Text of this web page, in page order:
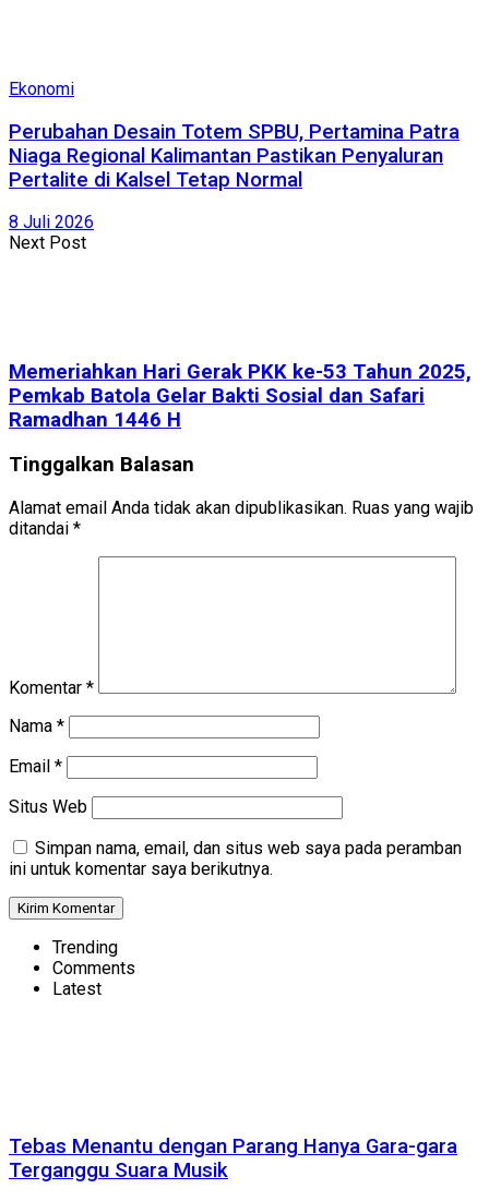
Ekonomi
Perubahan Desain Totem SPBU, Pertamina Patra
Niaga Regional Kalimantan Pastikan Penyaluran
Pertalite di Kalsel Tetap Normal
8 Juli 2026
Next Post
Memeriahkan Hari Gerak PKK ke-53 Tahun 2025,
Pemkab Batola Gelar Bakti Sosial dan Safari
Ramadhan 1446 H
Tinggalkan Balasan
Alamat email Anda tidak akan dipublikasikan. Ruas yang wajib
ditandai *
Komentar *
Nama *
Email *
Situs Web
Simpan nama, email, dan situs web saya pada peramban
ini untuk komentar saya berikutnya.
Trending
Comments
Latest
Tebas Menantu dengan Parang Hanya Gara-gara
Terganggu Suara Musik